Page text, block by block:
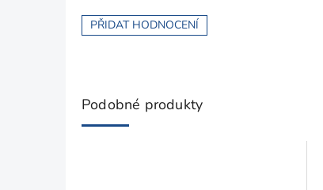
PŘIDAT HODNOCENÍ
Podobné produkty